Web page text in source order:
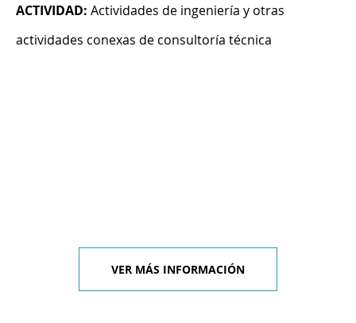
ACTIVIDAD: Actividades de ingeniería y otras
actividades conexas de consultoría técnica
VER MÁS INFORMACIÓN